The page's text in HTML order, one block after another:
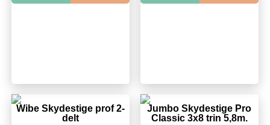
Wibe Skydestige prof 2-
delt
Jumbo Skydestige Pro
Classic 3x8 trin 5,8m.